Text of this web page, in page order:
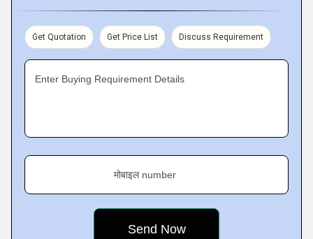
Get Quotation Get Price List Discuss Requirement
Enter Buying Requirement Details
मोबाइल number